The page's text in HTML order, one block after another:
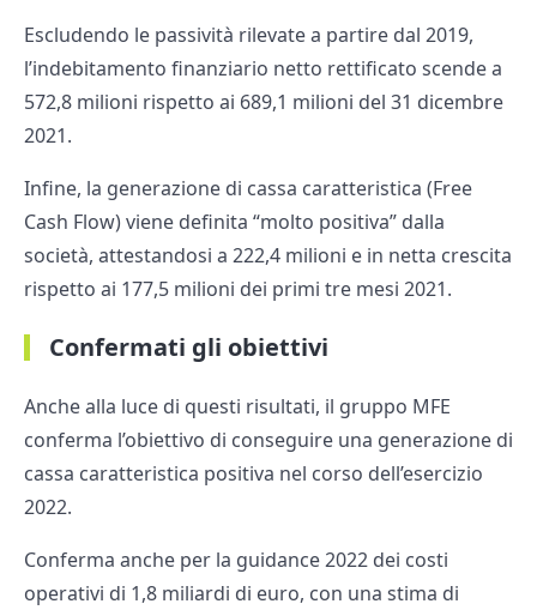
Escludendo le passività rilevate a partire dal 2019,
l’indebitamento finanziario netto rettificato scende a
572,8 milioni rispetto ai 689,1 milioni del 31 dicembre
2021.
Infine, la generazione di cassa caratteristica (Free
Cash Flow) viene definita “molto positiva” dalla
società, attestandosi a 222,4 milioni e in netta crescita
rispetto ai 177,5 milioni dei primi tre mesi 2021.
Confermati gli obiettivi
Anche alla luce di questi risultati, il gruppo MFE
conferma l’obiettivo di conseguire una generazione di
cassa caratteristica positiva nel corso dell’esercizio
2022.
Conferma anche per la guidance 2022 dei costi
operativi di 1,8 miliardi di euro, con una stima di